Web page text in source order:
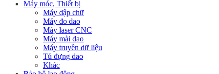
Máy móc, Thiết bị
Máy dập chữ
Máy đo dao
Máy laser CNC
Máy mài dao
Máy truyền dữ liệu
Tủ đựng dao
Khác